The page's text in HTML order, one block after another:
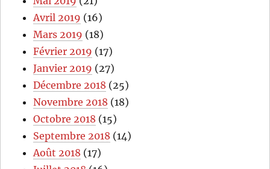
Avril 2019 (16)
Mars 2019 (18)
Février 2019 (17)
Janvier 2019 (27)
Décembre 2018 (25)
Novembre 2018 (18)
Octobre 2018 (15)
Septembre 2018 (14)
Août 2018 (17)